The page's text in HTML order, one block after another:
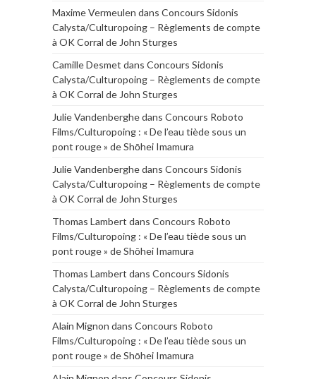
Maxime Vermeulen dans Concours Sidonis
Calysta/Culturopoing – Règlements de compte
à OK Corral de John Sturges
Camille Desmet dans Concours Sidonis
Calysta/Culturopoing – Règlements de compte
à OK Corral de John Sturges
Julie Vandenberghedans Concours Roboto
Films/Culturopoing : « De l’eau tiède sous un
pont rouge » de Shōhei Imamura
Julie Vandenberghedans Concours Sidonis
Calysta/Culturopoing – Règlements de compte
à OK Corral de John Sturges
Thomas Lambert dans Concours Roboto
Films/Culturopoing : « De l’eau tiède sous un
pont rouge » de Shōhei Imamura
Thomas Lambert dans Concours Sidonis
Calysta/Culturopoing – Règlements de compte
à OK Corral de John Sturges
Alain Mignon dans Concours Roboto
Films/Culturopoing : « De l’eau tiède sous un
pont rouge » de Shōhei Imamura